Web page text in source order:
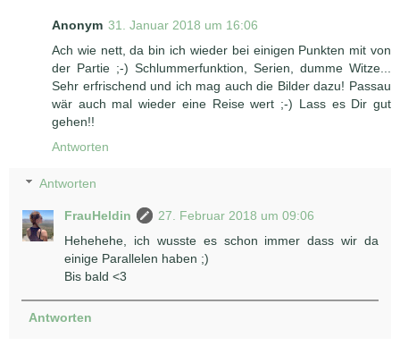
Anonym 31. Januar 2018 um 16:06
Ach wie nett, da bin ich wieder bei einigen Punkten mit von
der Partie ;-) Schlummerfunktion, Serien, dumme Witze...
Sehr erfrischend und ich mag auch die Bilder dazu! Passau
wär auch mal wieder eine Reise wert ;-) Lass es Dir gut
gehen!!
Antworten
Antworten
FrauHeldin
27. Februar 2018 um 09:06
Hehehehe, ich wusste es schon immer dass wir da
einige Parallelen haben ;)
Bis bald <3
Antworten